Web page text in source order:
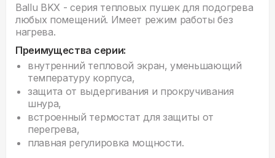
Ballu BKX - серия тепловых пушек для подогрева
любых помещений. Имеет режим работы без
нагрева.
Преимущества серии:
внутренний тепловой экран, уменьшающий
температуру корпуса,
защита от выдергивания и прокручивания
шнура,
встроенный термостат для защиты от
перегрева,
плавная регулировка мощности.